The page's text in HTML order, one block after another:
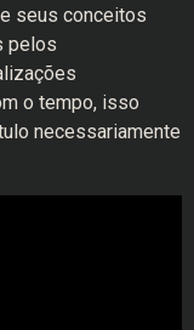
seus conceitos
pelos
o tempo, isso
necessariamente